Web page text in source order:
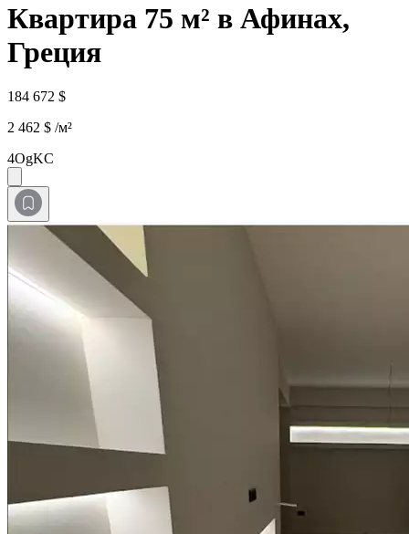
Квартира 75 м² в Афинах,
Греция
184 672 $
2 462 $ /м²
4OgKC